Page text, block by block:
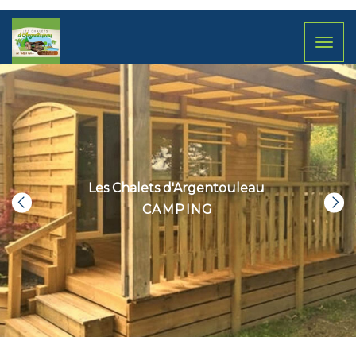
Les Chalets d'Argentouleau
CAMPING